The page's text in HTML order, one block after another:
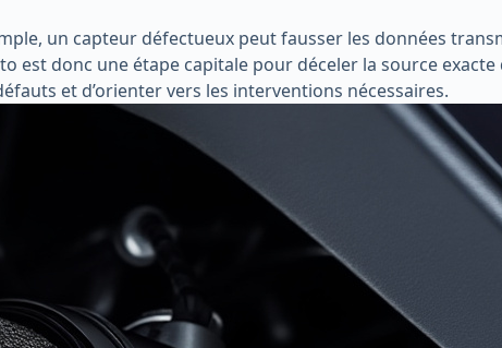
un capteur défectueux peut fausser les données
donc une étape capitale pour déceler la source
et d’orienter vers les interventions nécessaires.